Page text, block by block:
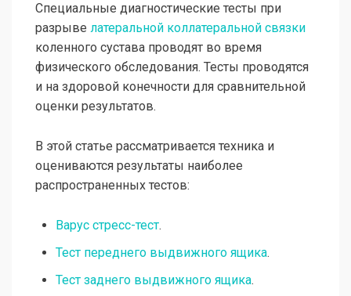
Специальные диагностические тесты при
разрыве латеральной коллатеральной связки
коленного сустава проводят во время
физического обследования. Тесты проводятся
и на здоровой конечности для сравнительной
оценки результатов.
В этой статье рассматривается техника и
оцениваются результаты наиболее
распространенных тестов:
Варус стресс-тест.
Тест переднего выдвижного ящика.
Тест заднего выдвижного ящика.